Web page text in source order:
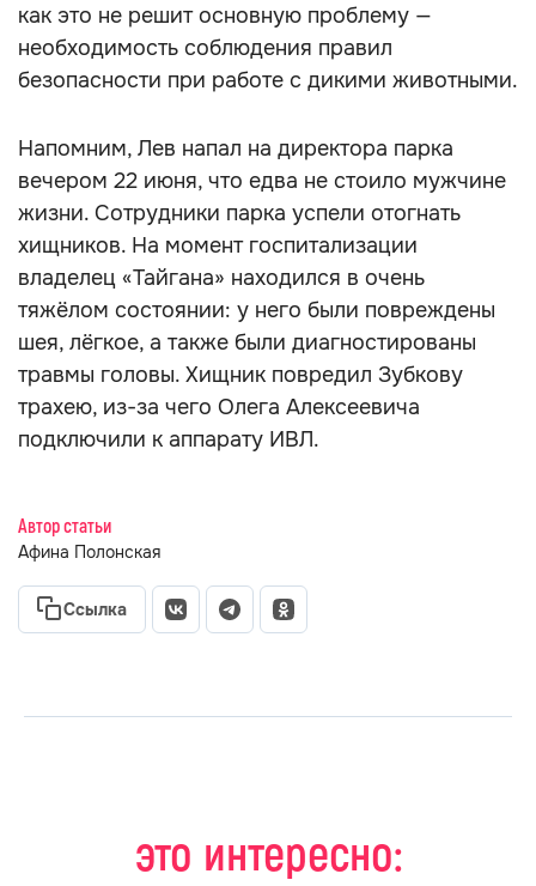
как это не решит основную проблему —
необходимость соблюдения правил
безопасности при работе с дикими животными.
Напомним, Лев напал на директора парка
вечером 22 июня, что едва не стоило мужчине
жизни. Сотрудники парка успели отогнать
хищников. На момент госпитализации
владелец «Тайгана» находился в очень
тяжёлом состоянии: у него были повреждены
шея, лёгкое, а также были диагностированы
травмы головы. Хищник повредил Зубкову
трахею, из-за чего Олега Алексеевича
подключили к аппарату ИВЛ.
Автор статьи
Афина Полонская
Ссылка
это интересно: